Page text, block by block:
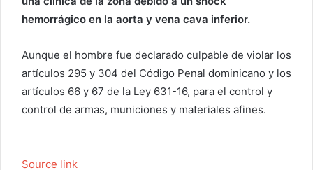
hemorrágico en la aorta y vena cava inferior.
Aunque el hombre fue declarado culpable de violar los
artículos 295 y 304 del Código Penal dominicano y los
artículos 66 y 67 de la Ley 631-16, para el control y
control de armas, municiones y materiales afines.
Source link